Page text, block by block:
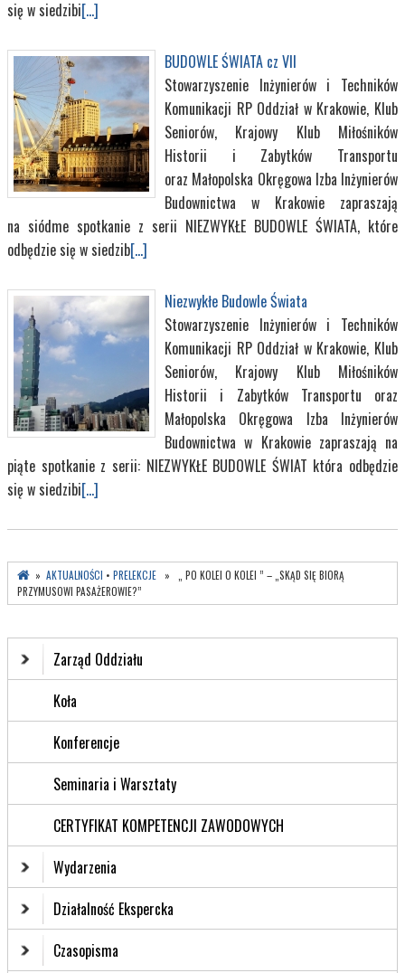
się w siedzibi[...]
BUDOWLE ŚWIATA cz VII
Stowarzyszenie Inżynierów i Techników
Komunikacji RP Oddział w Krakowie, Klub
Seniorów, Krajowy Klub Miłośników
Historii i Zabytków Transportu
oraz Małopolska Okręgowa Izba Inżynierów
Budownictwa w Krakowie zapraszają
na siódme spotkanie z serii NIEZWYKŁE BUDOWLE ŚWIATA, które
odbędzie się w siedzib[...]
Niezwykłe Budowle Świata
Stowarzyszenie Inżynierów i Techników
Komunikacji RP Oddział w Krakowie, Klub
Seniorów, Krajowy Klub Miłośników
Historii i Zabytków Transportu oraz
Małopolska Okręgowa Izba Inżynierów
Budownictwa w Krakowie zapraszają na
piąte spotkanie z serii: NIEZWYKŁE BUDOWLE ŚWIAT która odbędzie
się w siedzibi[...]
» AKTUALNOŚCI • PRELEKCJE » „ PO KOLEI O KOLEI ” – „SKĄD SIĘ BIORĄ
PRZYMUSOWI PASAŻEROWIE?”
Zarząd Oddziału
Koła
Konferencje
Seminaria i Warsztaty
CERTYFIKAT KOMPETENCJI ZAWODOWYCH
Wydarzenia
Działalność Ekspercka
Czasopisma